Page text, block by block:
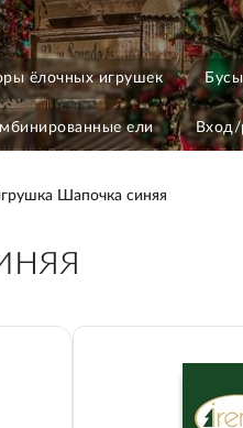
ёлочных игрушек
ели Вход/
Шапочка синяя